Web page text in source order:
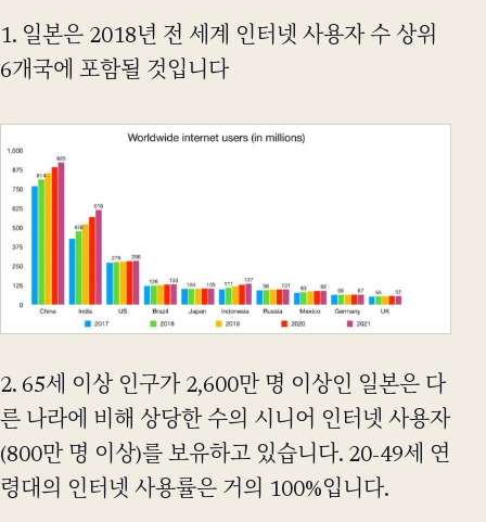
1. 일본은 2018년 전 세계 인터넷 사용자 수 상위
6개국에 포함될 것입니다
2. 65세 이상 인구가 2,600만 명 이상인 일본은 다
른 나라에 비해 상당한 수의 시니어 인터넷 사용자
(800만 명 이상)를 보유하고 있습니다. 20-49세 연
령대의 인터넷 사용률은 거의 100%입니다.